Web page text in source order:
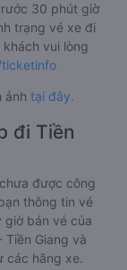
30 phút giờ
trạng vé xe đi
vui lòng
ảnh tại đây.
đi Tiền
được công
thông tin vé
giờ bán vé của
Giang và
các hãng xe.